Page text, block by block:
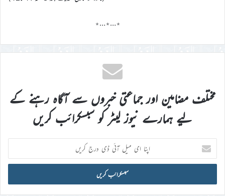
٭…٭…٭
مختلف مضامین اور جماعتی خبروں سے آگاہ رہنے کے
لیے ہمارے نیوز لیٹر کو سبسکرائب کریں
اپنا
ای
میل
ڈی